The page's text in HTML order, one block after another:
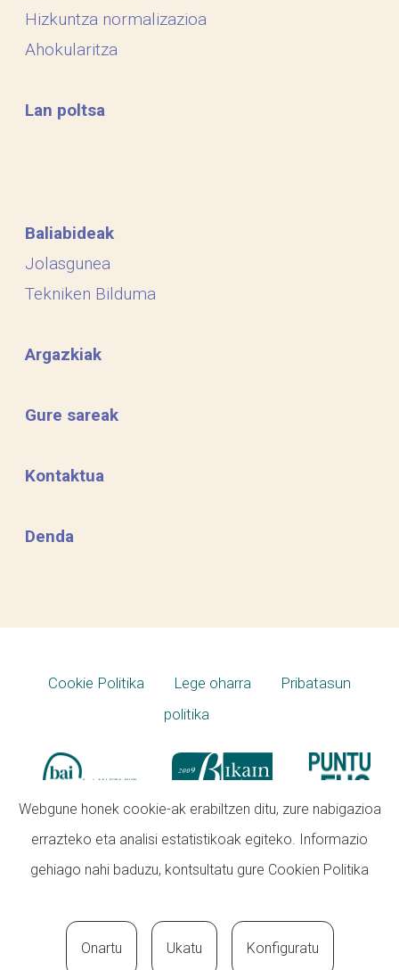
Hizkuntza normalizazioa
Ahokularitza
Lan poltsa
Baliabideak
Jolasgunea
Tekniken Bilduma
Argazkiak
Gure sareak
Kontaktua
Denda
Cookie Politika Lege oharra
Pribatasun
politika
Webgune honek cookie-ak erabiltzen ditu, zure nabigazioa
errazteko eta analisi estatistikoak egiteko. Informazio
gehiago nahi baduzu, kontsultatu gure Cookien Politika
Onartu Ukatu Konfiguratu